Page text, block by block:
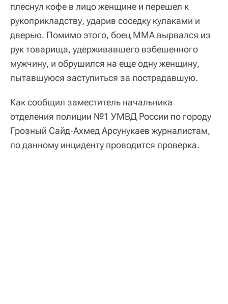
плеснул кофе в лицо женщине и перешел к
рукоприкладству, ударив соседку кулаками и
дверью. Помимо этого, боец ММА вырвался из
рук товарища, удерживавшего взбешенного
мужчину, и обрушился на еще одну женщину,
пытавшуюся заступиться за пострадавшую.
Как сообщил заместитель начальника
отделения полиции №1 УМВД России по городу
Грозный Сайд-Ахмед Арсунукаев журналистам,
по данному инциденту проводится проверка.